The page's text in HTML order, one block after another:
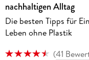
nachhaltigen Alltag
Die besten Tipps für
Leben ohne Plastik
(41